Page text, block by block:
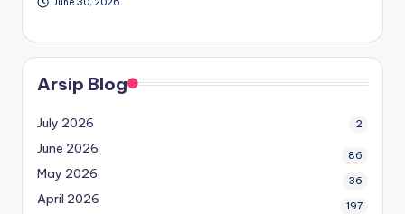
Arsip Blog
July 2026 2
June 2026 86
May 2026 36
April 2026 197